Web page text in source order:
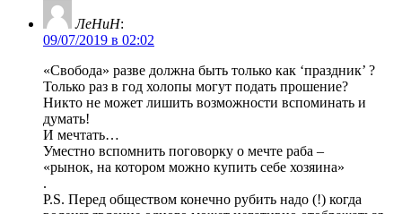
ЛеНиН:
09/07/2019 в 02:02
«Свобода» разве должна быть только как ‘праздник’ ?
Только раз в год холопы могут подать прошение?
Никто не может лишить возможности вспоминать и
думать!
И мечтать…
Уместно вспомнить поговорку о мечте раба –
«рынок, на котором можно купить себе хозяина»
.
P.S. Перед обществом конечно рубить надо (!) когда